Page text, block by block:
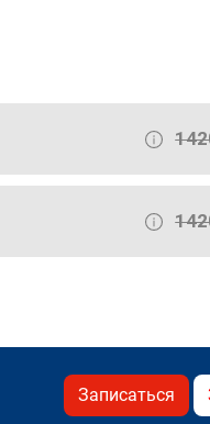
Записаться